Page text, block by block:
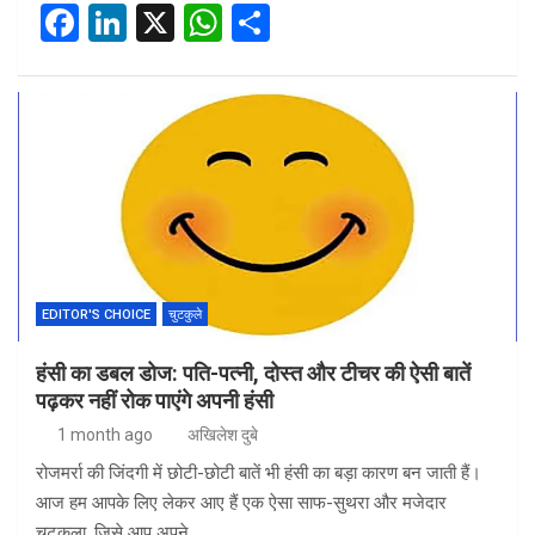
F
Li
dI
n
X
W
at
s
A
p
ar
EDITOR'S CHOICE चुटकुले
हंसी का डबल डोज: पति-पत्नी, दोस्त और टीचर की ऐसी बातें
पढ़कर नहीं रोक पाएंगे अपनी हंसी
1 month ago अखिलेश दुबे
रोजमर्रा की जिंदगी में छोटी-छोटी बातें भी हंसी का बड़ा कारण बन जाती हैं।
आज हम आपके लिए लेकर आए हैं एक ऐसा साफ-सुथरा और मजेदार